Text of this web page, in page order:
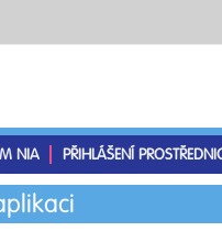
NIA PŘIHLÁŠENÍ